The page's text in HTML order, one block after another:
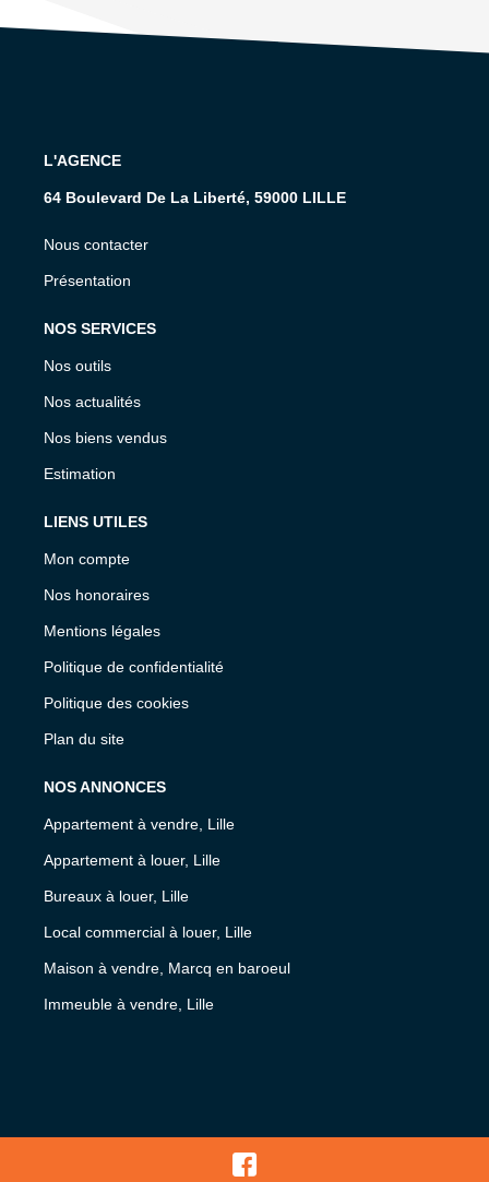
L'AGENCE
64 Boulevard De La Liberté, 59000 LILLE
Nous contacter
Présentation
NOS SERVICES
Nos outils
Nos actualités
Nos biens vendus
Estimation
LIENS UTILES
Mon compte
Nos honoraires
Mentions légales
Politique de confidentialité
Politique des cookies
Plan du site
NOS ANNONCES
Appartement à vendre, Lille
Appartement à louer, Lille
Bureaux à louer, Lille
Local commercial à louer, Lille
Maison à vendre, Marcq en baroeul
Immeuble à vendre, Lille